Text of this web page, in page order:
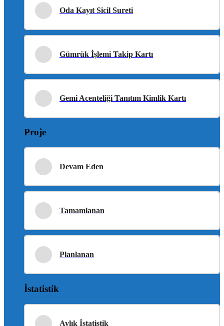
Oda Kayıt Sicil Sureti
Gümrük İşlemi Takip Kartı
Gemi Acenteliği Tanıtım Kimlik Kartı
Proje
Devam Eden
Tamamlanan
Planlanan
İstatistik
Aylık İstatistik